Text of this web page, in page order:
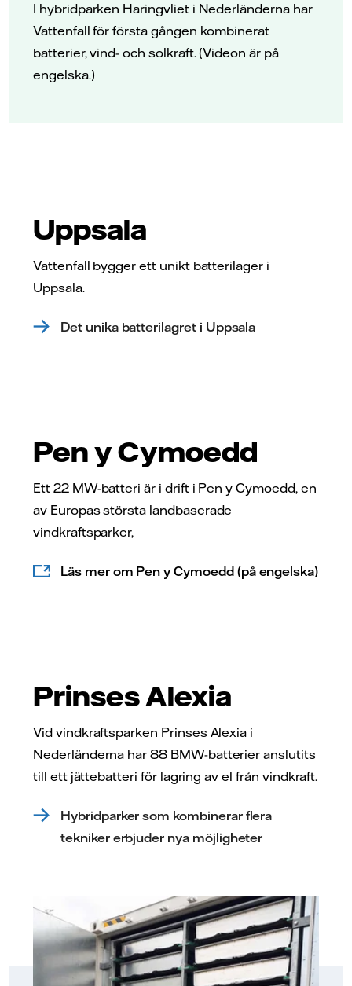
I hybridparken Haringvliet i Nederländerna har
Vattenfall för första gången kombinerat
batterier, vind- och solkraft. (Videon är på
engelska.)
Uppsala
Vattenfall bygger ett unikt batterilager i
Uppsala.
Det unika batterilagret i Uppsala
Pen y Cymoedd
Ett 22 MW-batteri är i drift i Pen y Cymoedd, en
av Europas största landbaserade
vindkraftsparker,
Läs mer om Pen y Cymoedd (på engelska)
Prinses Alexia
Vid vindkraftsparken Prinses Alexia i
Nederländerna har 88 BMW-batterier anslutits
till ett jättebatteri för lagring av el från vindkraft.
Hybridparker som kombinerar flera
tekniker erbjuder nya möjligheter